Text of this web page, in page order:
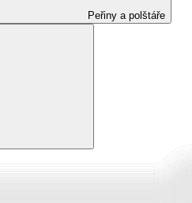
Peřiny a polštáře